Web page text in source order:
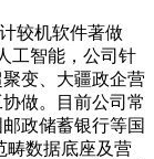
较机软件著做
工智能，公司针
变、大疆政企营
做。目前公司常
政储蓄银行等国
畴数据底座及营